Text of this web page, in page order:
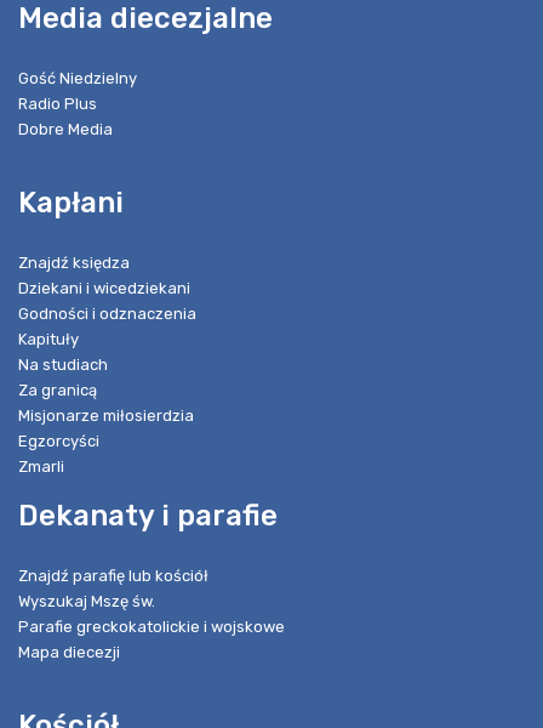
Media diecezjalne
Gość Niedzielny
Radio Plus
Dobre Media
Kapłani
Znajdź księdza
Dziekani i wicedziekani
Godności i odznaczenia
Kapituły
Na studiach
Za granicą
Misjonarze miłosierdzia
Egzorcyści
Zmarli
Dekanaty i parafie
Znajdź parafię lub kościół
Wyszukaj Mszę św.
Parafie greckokatolickie i wojskowe
Mapa diecezji